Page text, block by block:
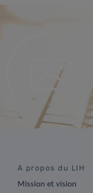
A propos du LIH
Mission et vision